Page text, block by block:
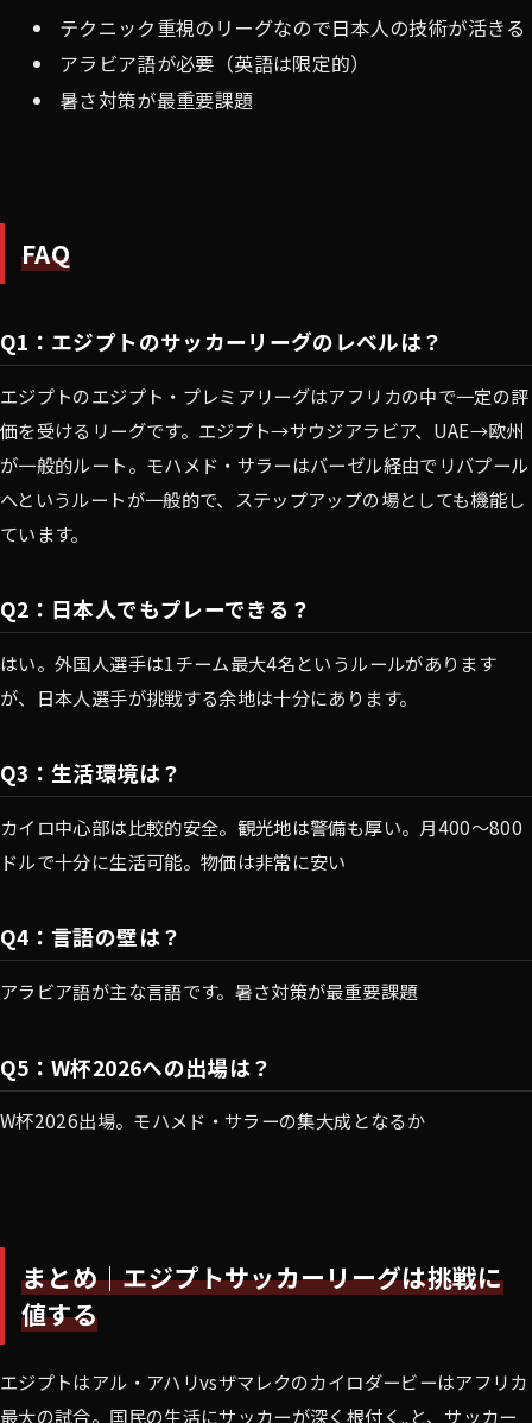
テクニック重視のリーグなので日本人の技術が活きる
アラビア語が必要（英語は限定的）
暑さ対策が最重要課題
FAQ
Q1：エジプトのサッカーリーグのレベルは？
エジプトのエジプト・プレミアリーグはアフリカの中で一定の評
価を受けるリーグです。エジプト→サウジアラビア、UAE→欧州
が一般的ルート。モハメド・サラーはバーゼル経由でリバプール
へというルートが一般的で、ステップアップの場としても機能し
ています。
Q2：日本人でもプレーできる？
はい。外国人選手は1チーム最大4名というルールがあります
が、日本人選手が挑戦する余地は十分にあります。
Q3：生活環境は？
カイロ中心部は比較的安全。観光地は警備も厚い。月400〜800
ドルで十分に生活可能。物価は非常に安い
Q4：言語の壁は？
アラビア語が主な言語です。暑さ対策が最重要課題
Q5：W杯2026への出場は？
W杯2026出場。モハメド・サラーの集大成となるか
まとめ｜エジプトサッカーリーグは挑戦に
値する
エジプトはアル・アハリvsザマレクのカイロダービーはアフリカ
最大の試合。国民の生活にサッカーが深く根付く..と、サッカー